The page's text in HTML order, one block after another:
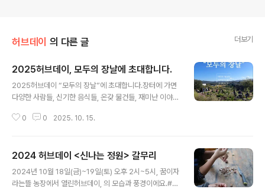
허브데이 의 다른 글 더보기
2025허브데이, 모두의 장날에 초대합니다.
2025허브데이 “모두의 장날”에 초대합니다.장터에 가면
다양한 사람들, 신기한 음식들, 온갖 물건들, 재미난 이야기
풍경일까요? 북적북적, 와글와글, 옹기종기~ 이것저것 사
나누고 싶어요! We welcome All~🍄 시간과 장소10월
25일 (토) 오전 11시~오후 5시, 홍동면 운월리 꿈이자라
는뜰 농장에서 만나요.농장 주변이 협소하니, 주차는 마을
0 0 2025. 10. 15.
2024 허브데이 <신나는 정원> 갈무리
2024년 10월 18일(금)~19일(토) 오후 2시~5시, 꿈이자
라는뜰 농장에서 열린허브데이, 의 모습과 풍경이에요.#허